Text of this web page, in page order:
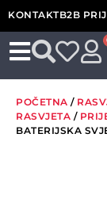
KONTAKTB2B
POČETNA /
RASVJETA /
BATERIJSKA